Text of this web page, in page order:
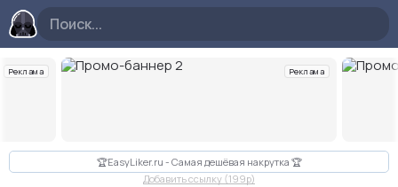
Реклама Реклама
Слайд 2 из 11
🏆EasyLiker.ru - Самая дешёвая накрутка 🏆
Добавить ссылку (199p)